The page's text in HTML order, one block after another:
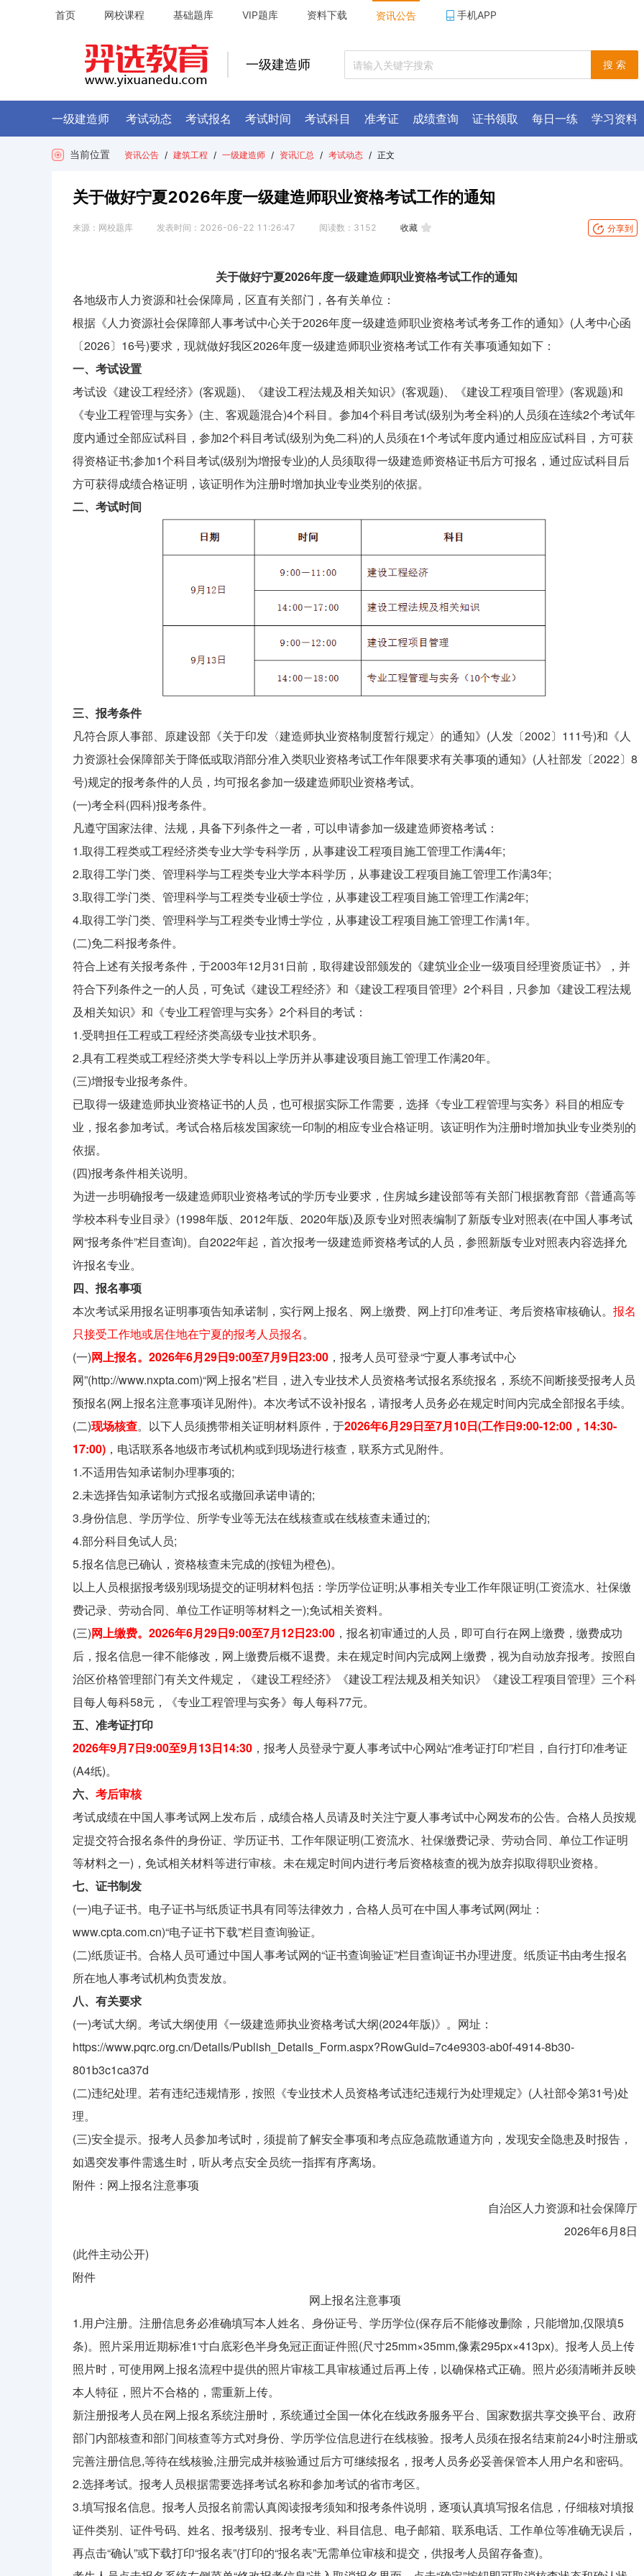
首页 网校课程 基础题库 VIP题库 资料下载 资讯公告 手机APP
一级建造师 搜 索
一级建造师 考试动态 考试报名 考试时间 考试科目 准考证 成绩查询 证书领取 每日一练 学习资料
当前位置 资讯公告 / 建筑工程 / 一级建造师 / 资讯汇总 / 考试动态 / 正文
​关于做好宁夏2026年度一级建造师职业资格考试工作的通知
来源： 网校题库 发表时间： 2026-06-22 11:26:47 阅读数： 3152 收藏 分享到
关于做好宁夏2026年度一级建造师职业资格考试工作的通知
各地级市人力资源和社会保障局，区直有关部门，各有关单位：
根据《人力资源社会保障部人事考试中心关于2026年度一级建造师职业资格考试考务工作的通知》(人考中心函
〔2026〕16号)要求，现就做好我区2026年度一级建造师职业资格考试工作有关事项通知如下：
一、考试设置
考试设《建设工程经济》(客观题)、《建设工程法规及相关知识》(客观题)、《建设工程项目管理》(客观题)和
《专业工程管理与实务》(主、客观题混合)4个科目。参加4个科目考试(级别为考全科)的人员须在连续2个考试年
度内通过全部应试科目，参加2个科目考试(级别为免二科)的人员须在1个考试年度内通过相应应试科目，方可获
得资格证书;参加1个科目考试(级别为增报专业)的人员须取得一级建造师资格证书后方可报名，通过应试科目后
方可获得成绩合格证明，该证明作为注册时增加执业专业类别的依据。
二、考试时间
三、报考条件
凡符合原人事部、原建设部《关于印发〈建造师执业资格制度暂行规定〉的通知》(人发〔2002〕111号)和《人
力资源社会保障部关于降低或取消部分准入类职业资格考试工作年限要求有关事项的通知》(人社部发〔2022〕8
号)规定的报考条件的人员，均可报名参加一级建造师职业资格考试。
(一)考全科(四科)报考条件。
凡遵守国家法律、法规，具备下列条件之一者，可以申请参加一级建造师资格考试：
1.取得工程类或工程经济类专业大学专科学历，从事建设工程项目施工管理工作满4年;
2.取得工学门类、管理科学与工程类专业大学本科学历，从事建设工程项目施工管理工作满3年;
3.取得工学门类、管理科学与工程类专业硕士学位，从事建设工程项目施工管理工作满2年;
4.取得工学门类、管理科学与工程类专业博士学位，从事建设工程项目施工管理工作满1年。
(二)免二科报考条件。
符合上述有关报考条件，于2003年12月31日前，取得建设部颁发的《建筑业企业一级项目经理资质证书》，并
符合下列条件之一的人员，可免试《建设工程经济》和《建设工程项目管理》2个科目，只参加《建设工程法规
及相关知识》和《专业工程管理与实务》2个科目的考试：
1.受聘担任工程或工程经济类高级专业技术职务。
2.具有工程类或工程经济类大学专科以上学历并从事建设项目施工管理工作满20年。
(三)增报专业报考条件。
已取得一级建造师执业资格证书的人员，也可根据实际工作需要，选择《专业工程管理与实务》科目的相应专
业，报名参加考试。考试合格后核发国家统一印制的相应专业合格证明。该证明作为注册时增加执业专业类别的
依据。
(四)报考条件相关说明。
为进一步明确报考一级建造师职业资格考试的学历专业要求，住房城乡建设部等有关部门根据教育部《普通高等
学校本科专业目录》(1998年版、2012年版、2020年版)及原专业对照表编制了新版专业对照表(在中国人事考试
网“报考条件”栏目查询)。自2022年起，首次报考一级建造师资格考试的人员，参照新版专业对照表内容选择允
许报名专业。
四、报名事项
本次考试采用报名证明事项告知承诺制，实行网上报名、网上缴费、网上打印准考证、考后资格审核确认。 报名
只接受工作地或居住地在宁夏的报考人员报名。
(一)网上报名。2026年6月29日9:00至7月9日23:00 ，报考人员可登录“宁夏人事考试中心
网”(http://www.nxpta.com)“网上报名”栏目，进入专业技术人员资格考试报名系统报名，系统不间断接受报考人员
预报名(网上报名注意事项详见附件)。本次考试不设补报名，请报考人员务必在规定时间内完成全部报名手续。
(二)现场核查。以下人员须携带相关证明材料原件，于2026年6月29日至7月10日(工作日9:00-12:00，14:30-
17:00) ，电话联系各地级市考试机构或到现场进行核查，联系方式见附件。
1.不适用告知承诺制办理事项的;
2.未选择告知承诺制方式报名或撤回承诺申请的;
3.身份信息、学历学位、所学专业等无法在线核查或在线核查未通过的;
4.部分科目免试人员;
5.报名信息已确认，资格核查未完成的(按钮为橙色)。
以上人员根据报考级别现场提交的证明材料包括：学历学位证明;从事相关专业工作年限证明(工资流水、社保缴
费记录、劳动合同、单位工作证明等材料之一);免试相关资料。
(三)网上缴费。2026年6月29日9:00至7月12日23:00 ，报名初审通过的人员，即可自行在网上缴费，缴费成功
后，报名信息一律不能修改，网上缴费后概不退费。未在规定时间内完成网上缴费，视为自动放弃报考。按照自
治区价格管理部门有关文件规定，《建设工程经济》《建设工程法规及相关知识》《建设工程项目管理》三个科
目每人每科58元，《专业工程管理与实务》每人每科77元。
五、准考证打印
2026年9月7日9:00至9月13日14:30 ，报考人员登录宁夏人事考试中心网站“准考证打印”栏目，自行打印准考证
(A4纸)。
六、 考后审核
考试成绩在中国人事考试网上发布后，成绩合格人员请及时关注宁夏人事考试中心网发布的公告。合格人员按规
定提交符合报名条件的身份证、学历证书、工作年限证明(工资流水、社保缴费记录、劳动合同、单位工作证明
等材料之一)，免试相关材料等进行审核。未在规定时间内进行考后资格核查的视为放弃拟取得职业资格。
七、证书制发
(一)电子证书。电子证书与纸质证书具有同等法律效力，合格人员可在中国人事考试网(网址：
www.cpta.com.cn)“电子证书下载”栏目查询验证。
(二)纸质证书。合格人员可通过中国人事考试网的“证书查询验证”栏目查询证书办理进度。纸质证书由考生报名
所在地人事考试机构负责发放。
八、有关要求
(一)考试大纲。考试大纲使用《一级建造师执业资格考试大纲(2024年版)》。网址：
https://www.pqrc.org.cn/Details/Publish_Details_Form.aspx?RowGuid=7c4e9303-ab0f-4914-8b30-
801b3c1ca37d
(二)违纪处理。若有违纪违规情形，按照《专业技术人员资格考试违纪违规行为处理规定》(人社部令第31号)处
理。
(三)安全提示。报考人员参加考试时，须提前了解安全事项和考点应急疏散通道方向，发现安全隐患及时报告，
如遇突发事件需逃生时，听从考点安全员统一指挥有序离场。
附件：网上报名注意事项
自治区人力资源和社会保障厅
2026年6月8日
(此件主动公开)
附件
网上报名注意事项
1.用户注册。注册信息务必准确填写本人姓名、身份证号、学历学位(保存后不能修改删除，只能增加,仅限填5
条)。照片采用近期标准1寸白底彩色半身免冠正面证件照(尺寸25mm×35mm,像素295px×413px)。报考人员上传
照片时，可使用网上报名流程中提供的照片审核工具审核通过后再上传，以确保格式正确。照片必须清晰并反映
本人特征，照片不合格的，需重新上传。
新注册报考人员在网上报名系统注册时，系统通过全国一体化在线政务服务平台、国家数据共享交换平台、政府
部门内部核查和部门间核查等方式对身份、学历学位信息进行在线核验。报考人员须在报名结束前24小时注册或
完善注册信息,等待在线核验,注册完成并核验通过后方可继续报名，报考人员务必妥善保管本人用户名和密码。
2.选择考试。报考人员根据需要选择考试名称和参加考试的省市考区。
3.填写报名信息。报考人员报名前需认真阅读报考须知和报考条件说明，逐项认真填写报名信息，仔细核对填报
证件类别、证件号码、姓名、报考级别、报考专业、科目信息、电子邮箱、联系电话、工作单位等准确无误后，
再点击“确认”或下载打印“报名表”(打印的“报名表”无需单位审核和提交，供报考人员留存备查)。